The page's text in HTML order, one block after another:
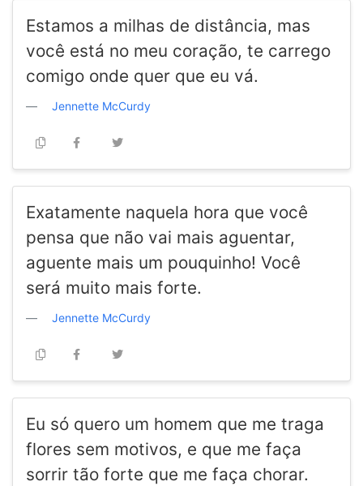
Estamos a milhas de distância, mas
você está no meu coração, te carrego
comigo onde quer que eu vá.
Jennette McCurdy
Exatamente naquela hora que você
pensa que não vai mais aguentar,
aguente mais um pouquinho! Você
será muito mais forte.
Jennette McCurdy
Eu só quero um homem que me traga
flores sem motivos, e que me faça
sorrir tão forte que me faça chorar.